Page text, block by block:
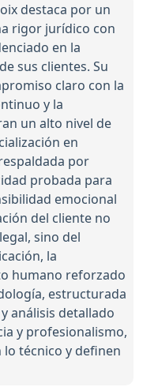
destaca por un
rigor jurídico con
en la
sus clientes. Su
claro con la
y la
un alto nivel de
en
por
probada para
emocional
del cliente no
sino del
la
humano reforzado
estructurada
análisis detallado
y profesionalismo,
técnico y definen